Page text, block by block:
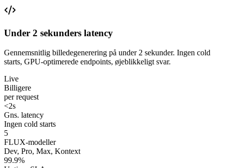
Under 2 sekunders latency
Gennemsnitlig billedegenerering på under 2 sekunder. Ingen cold
starts, GPU-optimerede endpoints, øjeblikkeligt svar.
Live
Billigere
per request
<2s
Gns. latency
Ingen cold starts
5
FLUX-modeller
Dev, Pro, Max, Kontext
99.9%